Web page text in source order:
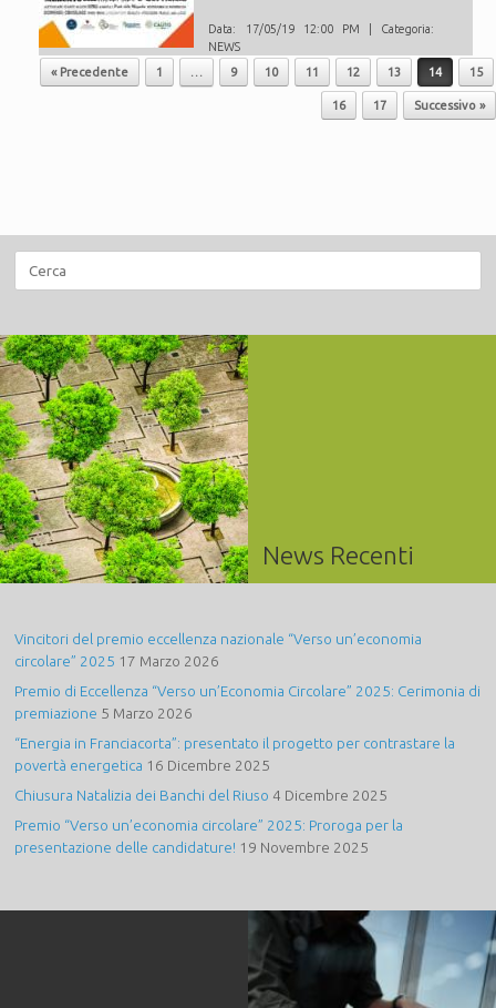
Data: 17/05/19 12:00 PM | Categoria:
NEWS
Navigazione articolo
« Precedente 1 … 9 10 11 12 13 14 15
16 17 Successivo »
News Recenti
Vincitori del premio eccellenza nazionale “Verso un’economia
circolare” 2025 17 Marzo 2026
Premio di Eccellenza “Verso un’Economia Circolare” 2025: Cerimonia di
premiazione 5 Marzo 2026
“Energia in Franciacorta”: presentato il progetto per contrastare la
povertà energetica 16 Dicembre 2025
Chiusura Natalizia dei Banchi del Riuso 4 Dicembre 2025
Premio “Verso un’economia circolare” 2025: Proroga per la
presentazione delle candidature! 19 Novembre 2025